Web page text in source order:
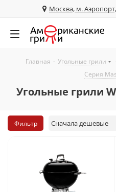
Москва, м.
Главная - Угольные грили
Серия
Угольные грили
Фильтр